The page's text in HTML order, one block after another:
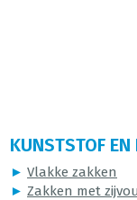
KUNSTSTOF EN
► Vlakke zakken
► Zakken met